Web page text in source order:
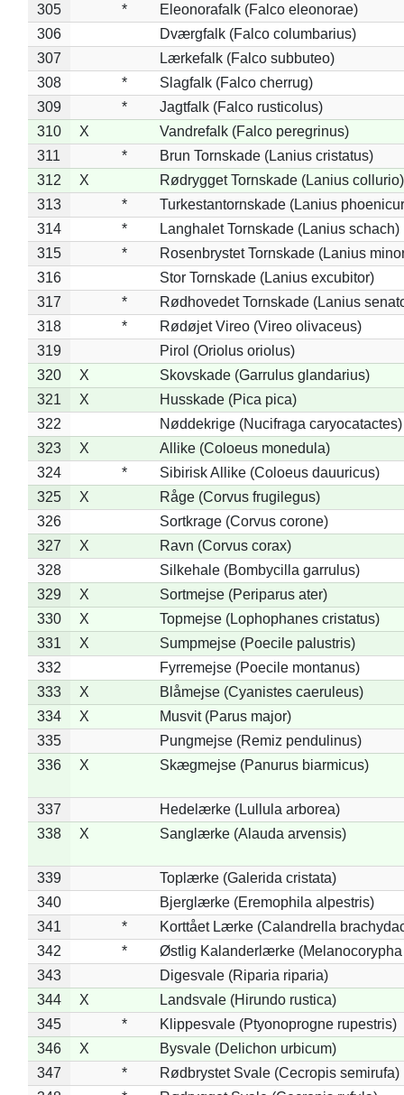
305
*
Eleonorafalk (Falco eleonorae)
306
Dværgfalk (Falco columbarius)
307
Lærkefalk (Falco subbuteo)
308
*
Slagfalk (Falco cherrug)
309
*
Jagtfalk (Falco rusticolus)
310
X
Vandrefalk (Falco peregrinus)
311
*
Brun Tornskade (Lanius cristatus)
312
X
Rødrygget Tornskade (Lanius collurio)
313
*
Turkestantornskade (Lanius
314
*
Langhalet Tornskade (Lanius schach)
315
*
Rosenbrystet Tornskade (Lanius
316
Stor Tornskade (Lanius excubitor)
317
*
Rødhovedet Tornskade (Lanius
318
*
Rødøjet Vireo (Vireo olivaceus)
319
Pirol (Oriolus oriolus)
320
X
Skovskade (Garrulus glandarius)
321
X
Husskade (Pica pica)
322
Nøddekrige (Nucifraga caryocatactes)
323
X
Allike (Coloeus monedula)
324
*
Sibirisk Allike (Coloeus dauuricus)
325
X
Råge (Corvus frugilegus)
326
Sortkrage (Corvus corone)
327
X
Ravn (Corvus corax)
328
Silkehale (Bombycilla garrulus)
329
X
Sortmejse (Periparus ater)
330
X
Topmejse (Lophophanes cristatus)
331
X
Sumpmejse (Poecile palustris)
332
Fyrremejse (Poecile montanus)
333
X
Blåmejse (Cyanistes caeruleus)
334
X
Musvit (Parus major)
335
Pungmejse (Remiz pendulinus)
336
X Skægmejse (Panurus biarmicus)
337
Hedelærke (Lullula arborea)
338
X Sanglærke (Alauda arvensis)
339
Toplærke (Galerida cristata)
340
Bjerglærke (Eremophila alpestris)
341
*
Korttået Lærke (Calandrella
342
*
Østlig Kalanderlærke (Melanocorypha
343
Digesvale (Riparia riparia)
344
X
Landsvale (Hirundo rustica)
345
*
Klippesvale (Ptyonoprogne rupestris)
346
X
Bysvale (Delichon urbicum)
347
*
Rødbrystet Svale (Cecropis semirufa)